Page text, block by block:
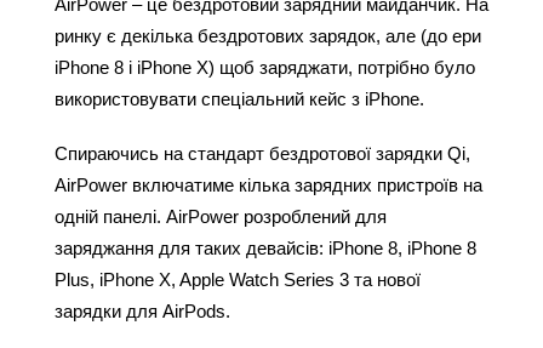
AirPower – це бездротовий зарядний майданчик. На
ринку є декілька бездротових зарядок, але (до ери
iPhone 8 і iPhone X) щоб заряджати, потрібно було
використовувати спеціальний кейс з iPhone.
Спираючись на стандарт бездротової зарядки Qi,
AirPower включатиме кілька зарядних пристроїв на
одній панелі. AirPower розроблений для
заряджання для таких девайсів: iPhone 8, iPhone 8
Plus, iPhone X, Apple Watch Series 3 та нової
зарядки для AirPods.